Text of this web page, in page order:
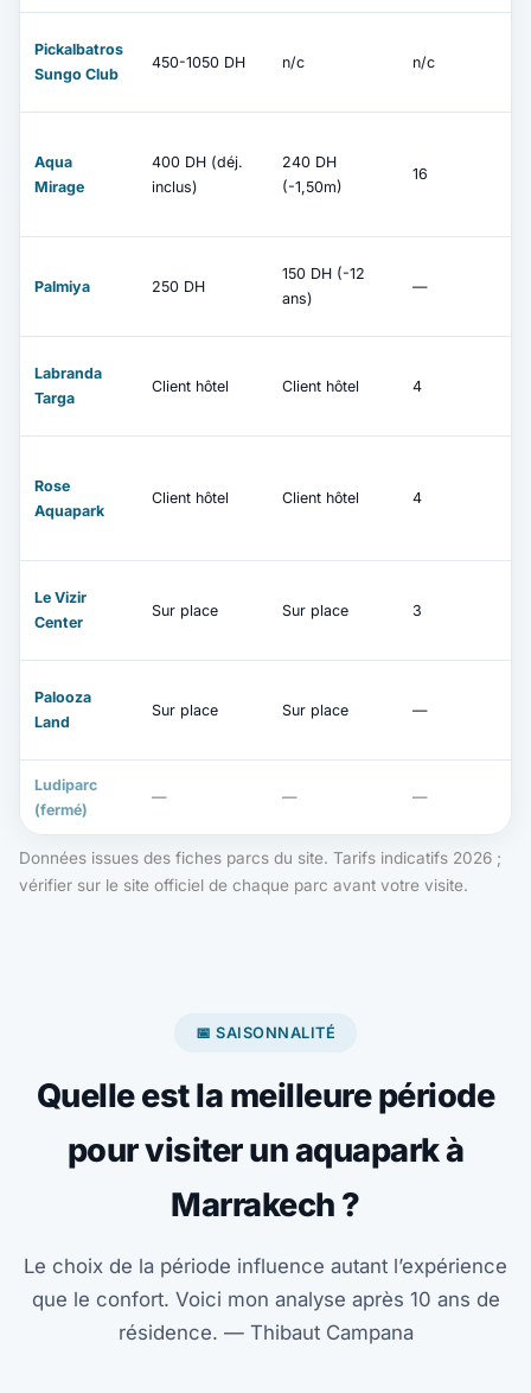
Pickalbatros
Sungo Club
450-1050 DH n/c n/c
Aqua
Mirage
400 DH (déj.
inclus)
240 DH
(-1,50m)
16
Palmiya 250 DH
150 DH (-12
ans)
—
Labranda
Targa
Client hôtel Client hôtel 4
Rose
Aquapark
Client hôtel Client hôtel 4
Le Vizir
Center
Sur place Sur place 3
Palooza
Land
Sur place Sur place —
Ludiparc
(fermé)
— — —
Données issues des fiches parcs du site. Tarifs indicatifs 2026 ;
vérifier sur le site officiel de chaque parc avant votre visite.
📅 SAISONNALITÉ
Quelle est la meilleure période
pour visiter un aquapark à
Marrakech ?
Le choix de la période influence autant l’expérience
que le confort. Voici mon analyse après 10 ans de
résidence. — Thibaut Campana